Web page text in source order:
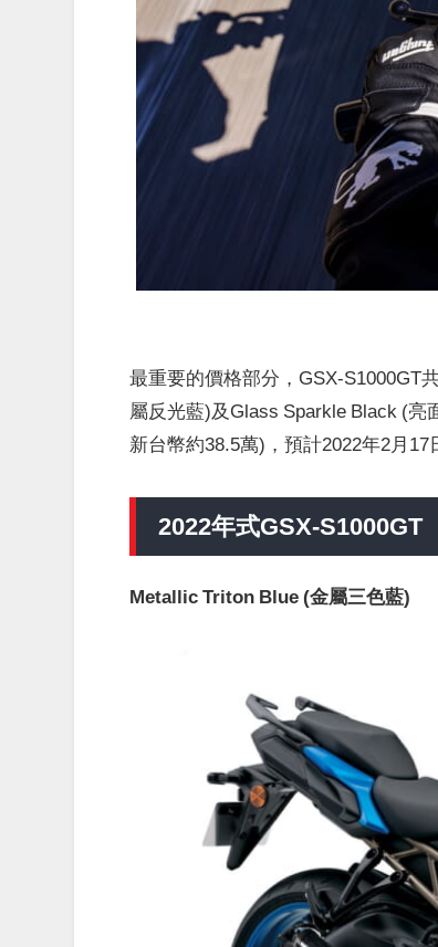
最重要的價格部分，GSX-S1000GT
屬反光藍)及Glass Sparkle Black (
新台幣約38.5萬)，預計2022年2月17
2022年式GSX-S1000GT
Metallic Triton Blue (金屬三色藍)